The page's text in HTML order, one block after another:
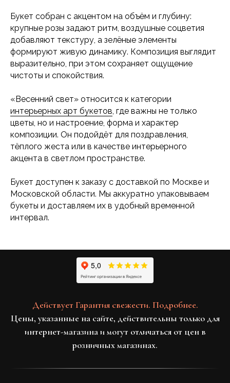
Букет собран с акцентом на объём и глубину:
крупные розы задают ритм, воздушные соцветия
добавляют текстуру, а зелёные элементы
формируют живую динамику. Композиция выглядит
выразительно, при этом сохраняет ощущение
чистоты и спокойствия.
«Весенний свет» относится к категории
интерьерных арт букетов, где важны не только
цветы, но и настроение, форма и характер
композиции. Он подойдёт для поздравления,
тёплого жеста или в качестве интерьерного
акцента в светлом пространстве.
Букет доступен к заказу с доставкой по Москве и
Московской области. Мы аккуратно упаковываем
букеты и доставляем их в удобный временной
интервал.
Действует Гарантия свежести. Подробнее.
Цены, указанные на сайте, действительны только для
интернет-магазина и могут отличаться от цен в
розничных магазинах.